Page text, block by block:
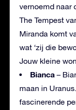
vernoemd naar
The Tempest
Miranda komt
wat ‘zij die
Jouw kleine
Bianca –
maan in
fascinerende